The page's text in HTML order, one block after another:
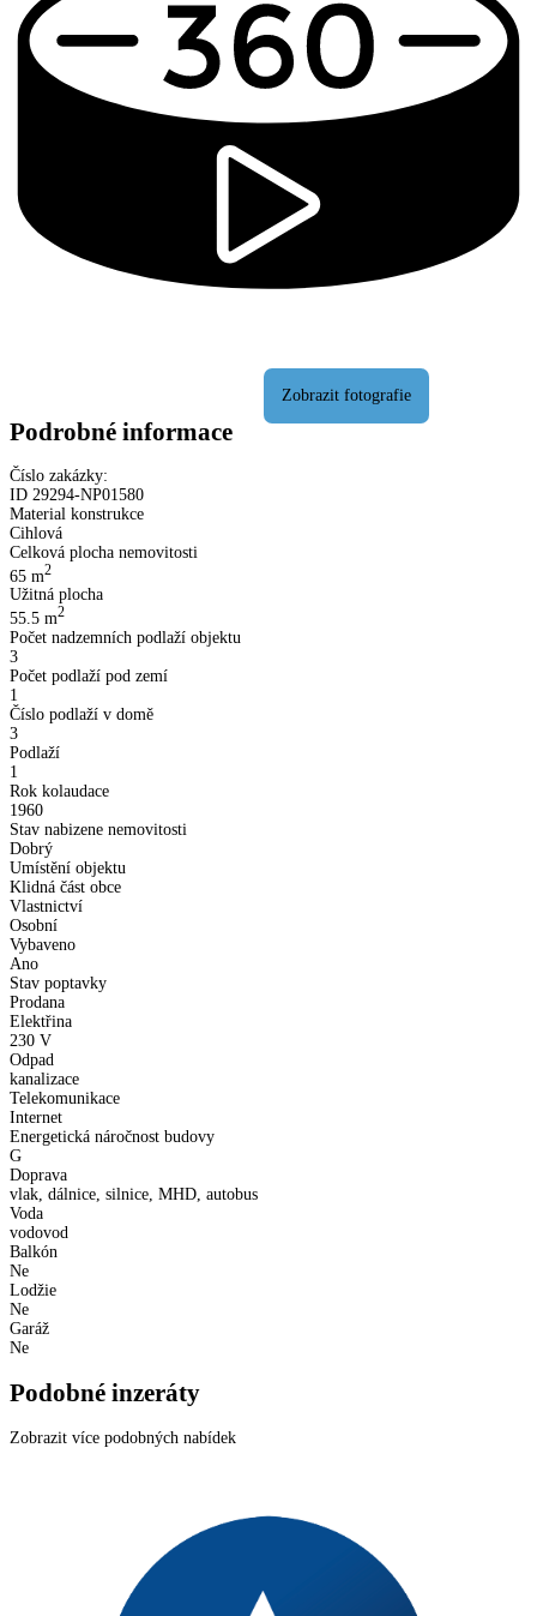
Podrobné informace
Číslo zakázky:
ID 29294-NP01580
Material konstrukce
Cihlová
Celková plocha nemovitosti
65 m2
Užitná plocha
55.5 m2
Počet nadzemních podlaží objektu
3
Počet podlaží pod zemí
1
Číslo podlaží v domě
3
Podlaží
1
Rok kolaudace
1960
Stav nabizene nemovitosti
Dobrý
Umístění objektu
Klidná část obce
Vlastnictví
Osobní
Vybaveno
Ano
Stav poptavky
Prodana
Elektřina
230 V
Odpad
kanalizace
Telekomunikace
Internet
Energetická náročnost budovy
G
Doprava
vlak, dálnice, silnice, MHD, autobus
Voda
vodovod
Balkón
Ne
Lodžie
Ne
Garáž
Ne
Podobné inzeráty
Zobrazit více podobných nabídek